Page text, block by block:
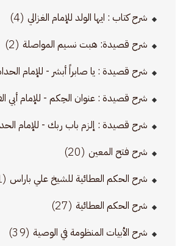
شرح كتاب : ايها الولد للإمام الغزالي (4)
شرح قصيدة: هبت نسيم المواصلة (2)
شرح قصيدة : يا صابراً أبشر - للإمام
شرح قصيدة : عنوان الحِكم - للإمام أبي
شرح قصيدة : إلزم باب ربك - للإمام
شرح فتح المعين (20)
شرح الحكم العطائية للشيخ علي باراس (151)
شرح الحكم العطائية (27)
شرح الأبيات المنظومة في الوصية (39)